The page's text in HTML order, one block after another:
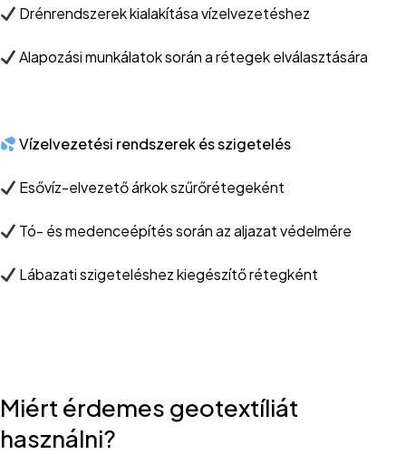
Drénrendszerek kialakítása vízelvezetéshez
Alapozási munkálatok során a rétegek elválasztására
Vízelvezetési rendszerek és szigetelés
Esővíz-elvezető árkok szűrőrétegeként
Tó- és medenceépítés során az aljazat védelmére
Lábazati szigeteléshez kiegészítő rétegként
Miért érdemes geotextíliát
használni?